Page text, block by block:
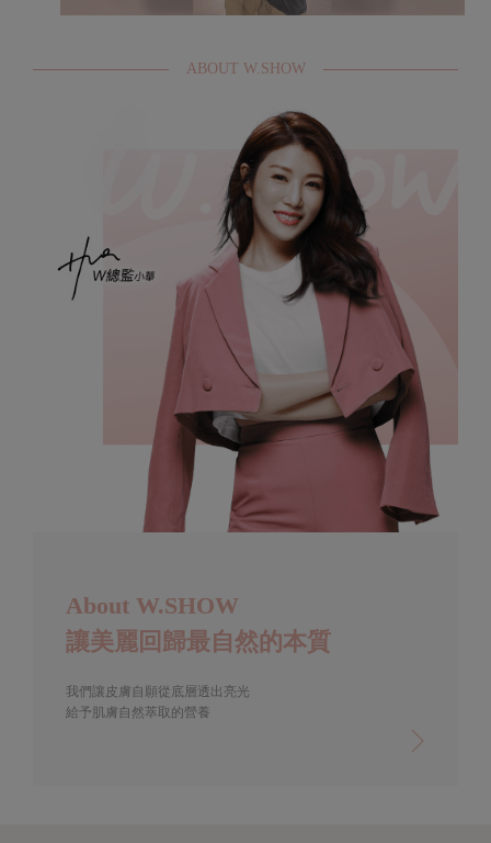
ABOUT W.SHOW
About W.SHOW
讓美麗回歸最自然的本質
我們讓皮膚自願從底層透出亮光
給予肌膚自然萃取的營養